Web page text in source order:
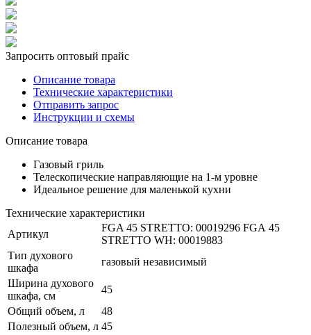
Запросить оптовый прайс
Описание товара
Технические характеристики
Отправить запрос
Инструкции и схемы
Описание товара
Газовый гриль
Телескопические направляющие на 1-м уровне
Идеальное решение для маленькой кухни
Технические характеристики
Артикул
FGA 45 STRETTO: 00019296 FGА 45
STRETTO WH: 00019883
Тип духового
шкафа
газовый независимый
Ширина духового
шкафа, см
45
Общий объем, л
48
Полезный объем, л 45